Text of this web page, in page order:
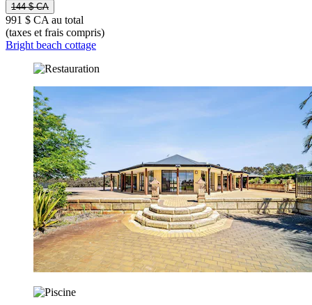
144 $ CA
991 $ CA au total
(taxes et frais compris)
Bright beach cottage